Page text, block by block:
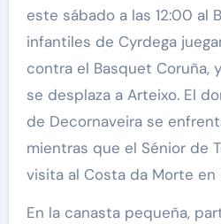
este sábado a las 12:00 al
infantiles de Cyrdega
contra el Basquet Coruña,
se desplaza a Arteixo. El
de Decornaveira se
mientras que el Sénior de
visita al Costa da Morte en
En la canasta pequeña,